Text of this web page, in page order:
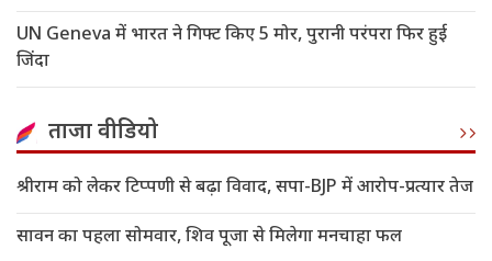
UN Geneva में भारत ने गिफ्ट किए 5 मोर, पुरानी परंपरा फिर हुई
जिंदा
ताजा वीडियो
श्रीराम को लेकर टिप्पणी से बढ़ा विवाद, सपा-BJP में आरोप-प्रत्यार तेज
सावन का पहला सोमवार, शिव पूजा से मिलेगा मनचाहा फल